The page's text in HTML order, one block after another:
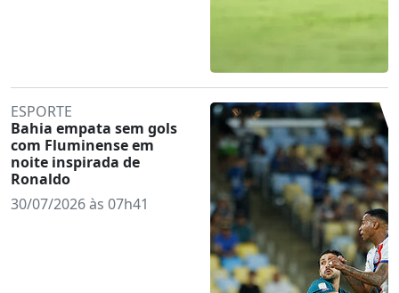
ESPORTE
Bahia empata sem gols
com Fluminense em
noite inspirada de
Ronaldo
30/07/2026 às 07h41